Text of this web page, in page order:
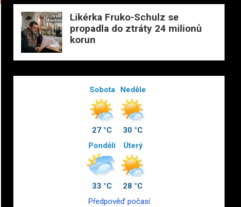
Likérka Fruko-Schulz se
propadla do ztráty 24 milionů
korun
Sobota
27 °C
Neděle
30 °C
Pondělí
33 °C
Úterý
28 °C
Předpověď počasí